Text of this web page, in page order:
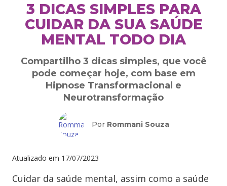
3 DICAS SIMPLES PARA
CUIDAR DA SUA SAÚDE
MENTAL TODO DIA
Compartilho 3 dicas simples, que você
pode começar hoje, com base em
Hipnose Transformacional e
Neurotransformação
Por Rommani Souza
Atualizado em 17/07/2023
Cuidar da saúde mental, assim como a saúde